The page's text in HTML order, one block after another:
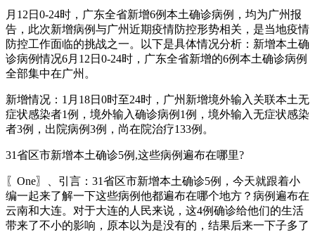
月12日0-24时，广东全省新增6例本土确诊病例，均为广州报
告，此次新增病例与广州近期疫情防控形势相关，是当地疫情
防控工作面临的挑战之一。以下是具体情况分析：新增本土确
诊病例情况6月12日0-24时，广东全省新增的6例本土确诊病例
全部集中在广州。
新增情况：1月18日0时至24时，广州新增境外输入关联本土无
症状感染者1例，境外输入确诊病例1例，境外输入无症状感染
者3例，出院病例3例，尚在院治疗133例。
31省区市新增本土确诊5例,这些病例遍布在哪里?
〖One〗、引言：31省区市新增本土确诊5例，今天就跟着小
编一起来了解一下这些病例他都遍布在哪个地方？病例遍布在
云南和大连。对于大连的人民来说，这4例确诊给他们的生活
带来了不小的影响，原本以为是没有的，结果后来一下子多了